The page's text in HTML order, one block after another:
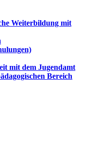
Weiterbildung mit
mit dem Jugendamt
Bereich